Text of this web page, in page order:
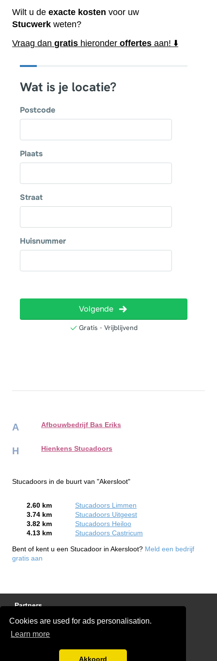
Cookies are used for ads personalisation.
Learn more
Akkoord
Wilt u de exacte kosten voor uw
Stucwerk weten?
Vraag dan gratis hieronder offertes aan! ⬇️
A Afbouwbedrijf Bas Eriks
H Hienkens Stucadoors
Stucadoors in de buurt van "Akersloot"
2.60 km
Stucadoors Limmen
3.74 km
Stucadoors Uitgeest
3.82 km
Stucadoors Heiloo
4.13 km
Stucadoors Castricum
Bent of kent u een Stucadoor in Akersloot? Meld een bedrijf
gratis aan
Partners
Gratis Stucadoor Offertes
Disclaimer